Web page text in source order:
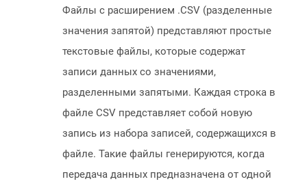
Файлы с расширением .CSV (разделенные
значения запятой) представляют простые
текстовые файлы, которые содержат
записи данных со значениями,
разделенными запятыми. Каждая строка в
файле CSV представляет собой новую
запись из набора записей, содержащихся в
файле. Такие файлы генерируются, когда
передача данных предназначена от одной